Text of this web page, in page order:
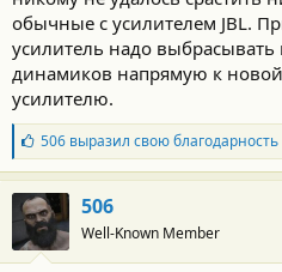
обычные с усилителем JBL.
усилитель надо выбрасывать
динамиков напрямую к
усилителю.
Б
л
а
г
о
д
а
506выразил свою благодарность
506
Well-Known Member